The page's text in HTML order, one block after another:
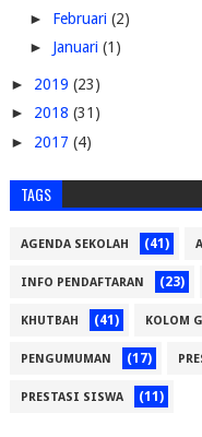
► Februari (2)
► Januari (1)
► 2019 (23)
► 2018 (31)
► 2017 (4)
TAGS
AGENDA SEKOLAH (41)
INFO PENDAFTARAN (23)
KHUTBAH (41) KOLOM
PENGUMUMAN (17)
PRESTASI SISWA (11)